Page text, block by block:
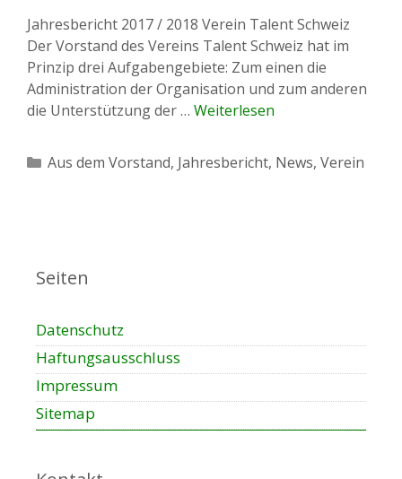
Jahresbericht 2017 / 2018 Verein Talent Schweiz
Der Vorstand des Vereins Talent Schweiz hat im
Prinzip drei Aufgabengebiete: Zum einen die
Administration der Organisation und zum anderen
die Unterstützung der … Weiterlesen
Kategorien
Aus dem Vorstand, Jahresbericht, News, Verein
Seiten
Datenschutz
Haftungsausschluss
Impressum
Sitemap